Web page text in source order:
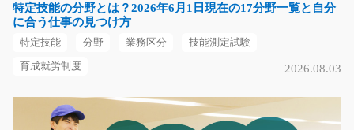
長期（3ヶ月以上）
時給1100円～
福岡県福岡市博多区
特定技能の分野とは？2026年6月1日現在の17分野一覧と自分
に合う仕事の見つけ方
特定技能 分野 業務区分 技能測定試験
育成就労制度 2026.08.03